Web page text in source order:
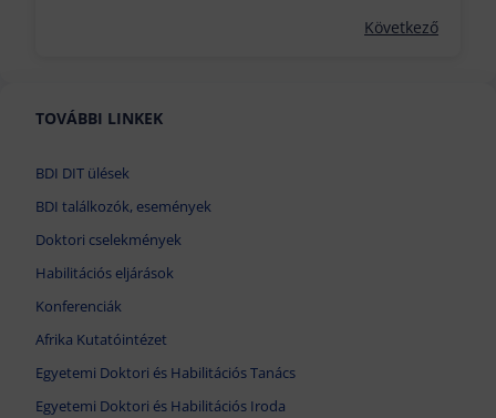
Következő
TOVÁBBI LINKEK
BDI DIT ülések
BDI találkozók, események
Doktori cselekmények
Habilitációs eljárások
Konferenciák
Afrika Kutatóintézet
Egyetemi Doktori és Habilitációs Tanács
Egyetemi Doktori és Habilitációs Iroda